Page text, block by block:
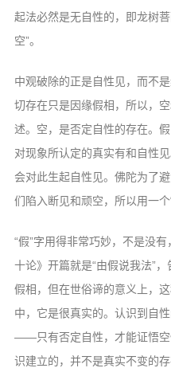
起法必然是无自性的，即龙树菩
空”。
中观破除的正是自性见，而不
切存在只是因缘假相，所以，
述。空，是否定自性的存在。
对现象所认定的真实有和自性
会对此生起自性见。佛陀为了避
们陷入断见和顽空，所以用一个
“假”字用得非常巧妙，不是没有
十论》开篇就是“由假说我法”
假相，但在世俗谛的意义上，这
中，它是很真实的。认识到自
——只有否定自性，才能证悟空
识建立的，并不是真实不变的